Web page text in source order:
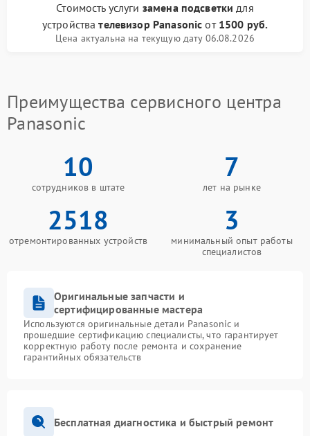
Стоимость услуги замена подсветки для
устройствателевизор Panasonic от 1500 руб.
Цена актуальна на текущую дату 06.08.2026
Преимущества сервисного центра
Panasonic
10
сотрудников в штате
7
лет на рынке
2518
отремонтированных устройств
3
минимальный опыт работы
специалистов
Оригинальные запчасти и
сертифицированные мастера
Используются оригинальные детали Panasonic и
прошедшие сертификацию специалисты, что гарантирует
корректную работу после ремонта и сохранение
гарантийных обязательств
Бесплатная диагностика и быстрый ремонт